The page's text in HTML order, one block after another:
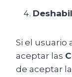
Si el usuario
aceptar las
de aceptar